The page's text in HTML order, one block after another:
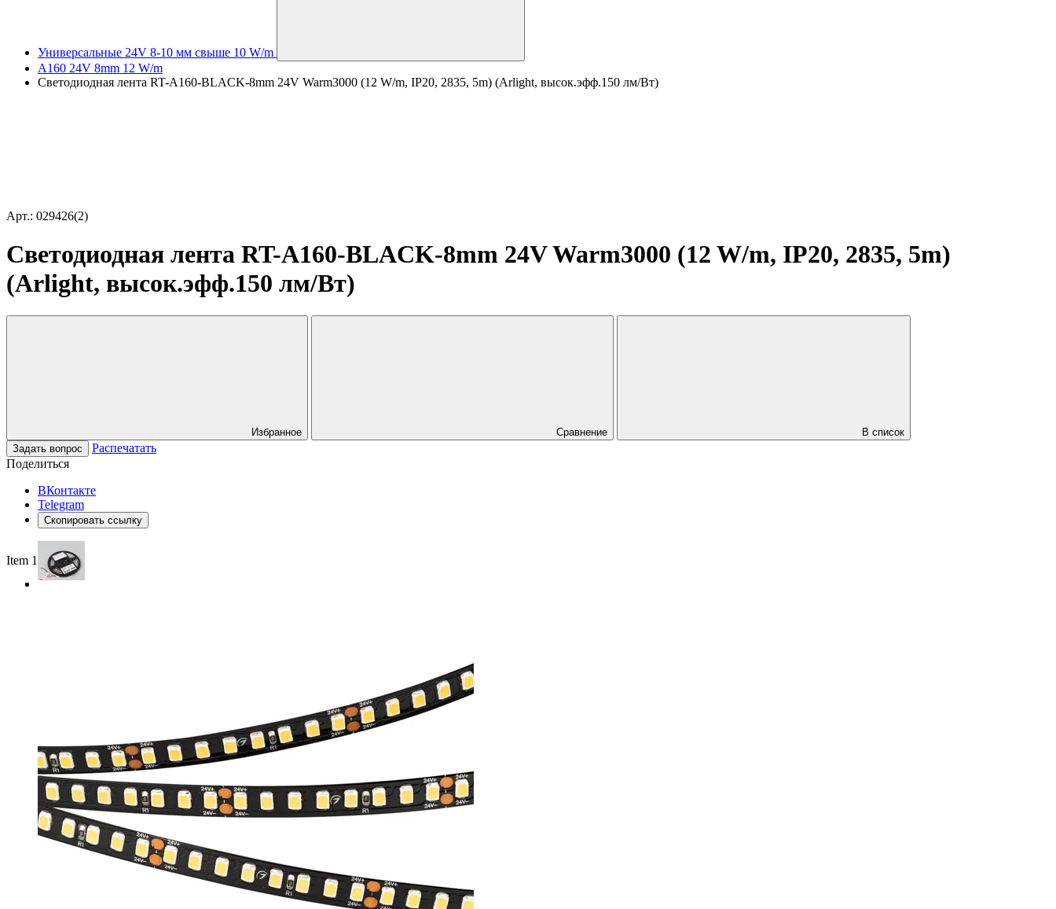
Универсальные 24V 8-10 мм свыше 10 W/m
A160 24V 8mm 12 W/m
Светодиодная лента RT-A160-BLACK-8mm 24V Warm3000 (12 W/m, IP20, 2835, 5m) (Arlight, высок.эфф.150 лм/Вт)
Арт.: 029426(2)
Светодиодная лента RT-A160-BLACK-8mm 24V Warm3000 (12 W/m, IP20, 2835, 5m)
(Arlight, высок.эфф.150 лм/Вт)
Избранное Сравнение
В список
Задать вопрос
Распечатать
Поделиться
ВКонтакте
Telegram
Скопировать ссылку
Item 1 of 3